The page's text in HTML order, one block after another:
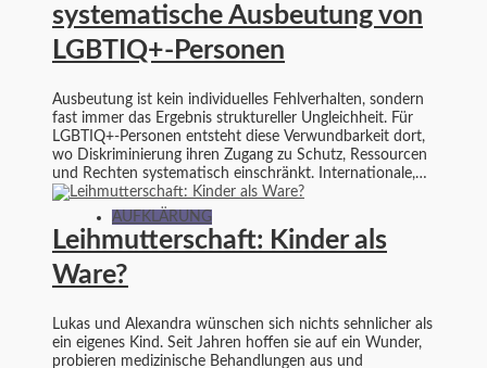
systematische Ausbeutung von
LGBTIQ+-Personen
Ausbeutung ist kein individuelles Fehlverhalten, sondern
fast immer das Ergebnis struktureller Ungleichheit. Für
LGBTIQ+-Personen entsteht diese Verwundbarkeit dort,
wo Diskriminierung ihren Zugang zu Schutz, Ressourcen
und Rechten systematisch einschränkt. Internationale,…
AUFKLÄRUNG
Leihmutterschaft: Kinder als
Ware?
Lukas und Alexandra wünschen sich nichts sehnlicher als
ein eigenes Kind. Seit Jahren hoffen sie auf ein Wunder,
probieren medizinische Behandlungen aus und